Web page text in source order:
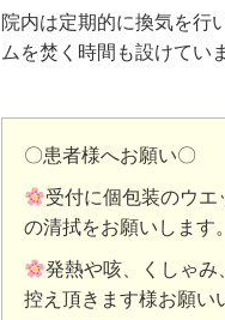
院内は定期的に換気を行
ムを焚く時間も設けてい
〇患者様へお願い〇
受付に個包装のウ
の清拭をお願いします。
発熱や咳、くしゃみ
控え頂きます様お願い